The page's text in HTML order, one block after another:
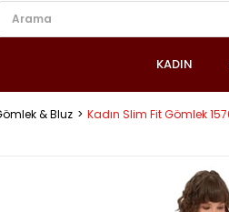
KADIN
& Bluz Kadın Slim Fit Gömlek